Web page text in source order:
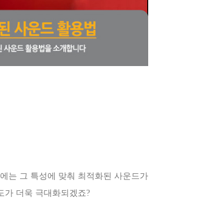
는 그 특성에 맞춰 최적화된 사운드가
가 더욱 극대화되겠죠?